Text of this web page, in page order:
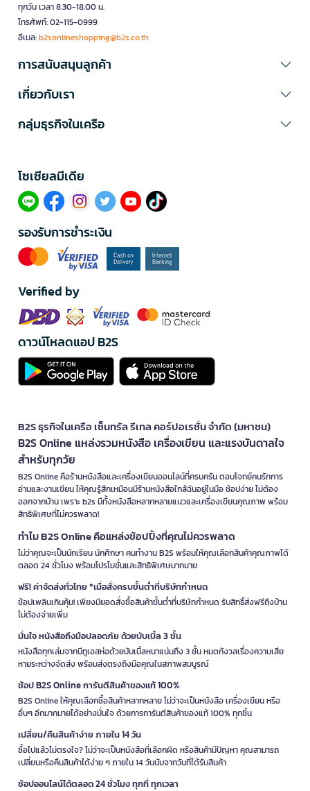
ทุกวัน เวลา 8.30-18.00 น.
โทรศัพท์: 02-115-0999
อีเมล:b2sonlineshopping@b2s.co.th
การสนับสนุนลูกค้า
เกี่ยวกับเรา
กลุ่มธุรกิจในเครือ
โซเซียลมีเดีย​
รองรับการชำระเงิน
Verified by
ดาวน์โหลดแอป B2S
B2S ธุรกิจในเครือ เซ็นทรัล รีเทล คอร์ปอเรชั่น จำกัด (มหาชน)
B2S Online แหล่งรวมหนังสือ เครื่องเขียน และแรงบันดาลใจ
สำหรับทุกวัย
B2S Online คือร้านหนังสือและเครื่องเขียนออนไลน์ที่ครบครัน ตอบโจทย์คนรักการ
อ่านและงานเขียน ให้คุณรู้สึกเหมือนมีร้านหนังสือใกล้ฉันอยู่ในมือ ช้อปง่าย ไม่ต้อง
ออกจากบ้าน เพราะ b2s มีทั้งหนังสือหลากหลายแนวและเครื่องเขียนคุณภาพ พร้อม
สิทธิพิเศษที่ไม่ควรพลาด!
ทำไม B2S Online คือแหล่งช้อปปิ้งที่คุณไม่ควรพลาด
ไม่ว่าคุณจะเป็นนักเรียน นักศึกษา คนทำงาน B2S พร้อมให้คุณเลือกสินค้าคุณภาพได้
ตลอด 24 ชั่วโมง พร้อมโปรโมชั่นและสิทธิพิเศษมากมาย
ฟรี! ค่าจัดส่งทั่วไทย *เมื่อสั่งครบขั้นต่ำที่บริษัทกำหนด
ช้อปเพลินเกินคุ้ม! เพียงมียอดสั่งซื้อสินค้าขั้นต่ำที่บริษัทกำหนด รับสิทธิ์ส่งฟรีถึงบ้าน
ไม่ต้องจ่ายเพิ่ม
มั่นใจ หนังสือถึงมือปลอดภัย ด้วยบับเบิ้ล 3 ชั้น
หนังสือทุกเล่มจากบีทูเอสห่อด้วยบับเบิ้ลหนาแน่นถึง 3 ชั้น หมดกังวลเรื่องความเสีย
หายระหว่างจัดส่ง พร้อมส่งตรงถึงมือคุณในสภาพสมบูรณ์
ช้อป B2S Online การันตีสินค้าของแท้ 100%
B2S Online ให้คุณเลือกซื้อสินค้าหลากหลาย ไม่ว่าจะเป็นหนังสือ เครื่องเขียน หรือ
อื่นๆ อีกมากมายได้อย่างมั่นใจ ด้วยการการันตีสินค้าของแท้ 100% ทุกชิ้น
เปลี่ยน/คืนสินค้าง่าย ภายใน 14 วัน
ซื้อไปแล้วไม่ตรงใจ? ไม่ว่าจะเป็นหนังสือที่เลือกผิด หรือสินค้ามีปัญหา คุณสามารถ
เปลี่ยนหรือคืนสินค้าได้ง่าย ๆ ภายใน 14 วันนับจากวันที่ได้รับสินค้า
ช้อปออนไลน์ได้ตลอด 24 ชั่วโมง ทุกที่ ทุกเวลา